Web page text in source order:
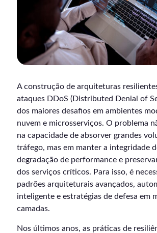
A construção de arquiteturas
ataques DDoS (Distributed Denial of
dos maiores desafios em ambientes
nuvem e microsserviços. O problema
na capacidade de absorver grandes
tráfego, mas em manter a integridade
degradação de performance e
dos serviços críticos. Para isso, é
padrões arquiteturais avançados,
inteligente e estratégias de defesa em
camadas.
Nos últimos anos, as práticas de